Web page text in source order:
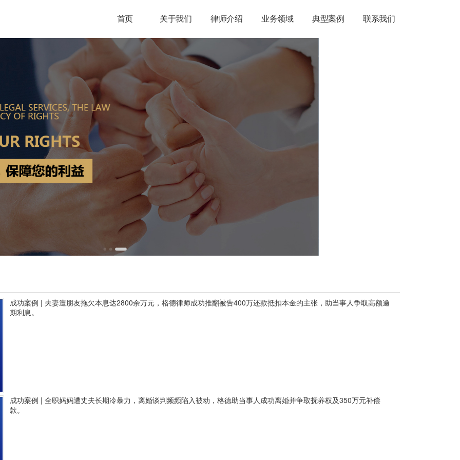
首页 关于我们 律师介绍 业务领域 典型案例 联系我们
成功案例 | 夫妻遭朋友拖欠本息达2800余万元，格德律师成功推翻被告400万还款抵扣本金的主张，助当事人争取高额逾
期利息。
成功案例 | 全职妈妈遭丈夫长期冷暴力，离婚谈判频频陷入被动，格德助当事人成功离婚并争取抚养权及350万元补偿
款。